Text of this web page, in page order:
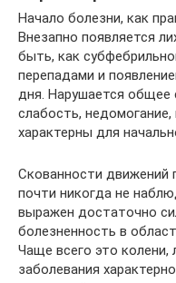
Начало болезни, как
Внезапно появляется
быть, как
перепадами и
дня. Нарушается общее
слабость,
характерны для
Скованности движений
почти никогда не
выражен достаточно
болезненность в
Чаще всего это колени,
заболевания